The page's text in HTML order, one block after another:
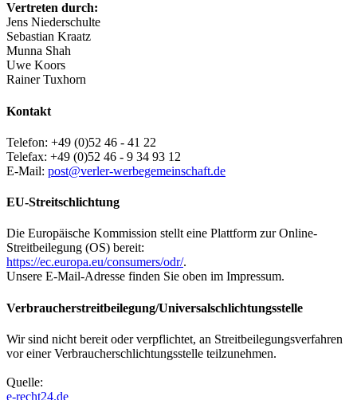
Vertreten durch:
Jens Niederschulte
Sebastian Kraatz
Munna Shah
Uwe Koors
Rainer Tuxhorn
Kontakt
Telefon: +49 (0)52 46 - 41 22
Telefax: +49 (0)52 46 - 9 34 93 12
E-Mail: post@verler-werbegemeinschaft.de
EU-Streitschlichtung
Die Europäische Kommission stellt eine Plattform zur Online-
Streitbeilegung (OS) bereit:
https://ec.europa.eu/consumers/odr/.
Unsere E-Mail-Adresse finden Sie oben im Impressum.
Verbraucherstreitbeilegung/Universalschlichtungsstelle
Wir sind nicht bereit oder verpflichtet, an Streitbeilegungsverfahren
vor einer Verbraucherschlichtungsstelle teilzunehmen.
Quelle:
e-recht24.de